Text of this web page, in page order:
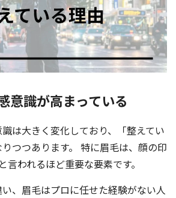
意識が高まっている
は大きく変化しており、「整えてい
つつあります。 特に眉毛は、顔の印
言われるほど重要な要素です。
、眉毛はプロに任せた経験がない人